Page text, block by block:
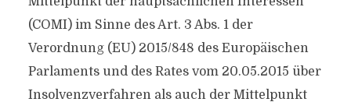
(COMI) im Sinne des Art. 3 Abs. 1 der
Verordnung (EU) 2015/848 des Europäischen
Parlaments und des Rates vom 20.05.2015 über
Insolvenzverfahren als auch der Mittelpunkt